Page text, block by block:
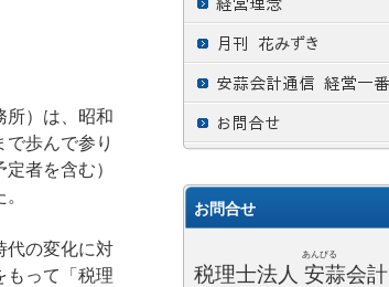
所）は、昭和
歩んで参り
者を含む）
代の変化に対
もって「税理
お問合せ
あんびる
税理士法人 安蒜会計